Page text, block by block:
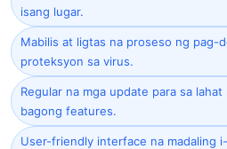
isang lugar.
Mabilis at ligtas na proseso ng pag-
proteksyon sa virus.
Regular na mga update para sa
bagong features.
User-friendly interface na madaling